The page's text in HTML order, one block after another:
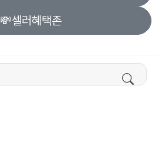
💸셀러혜택존